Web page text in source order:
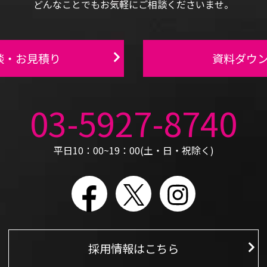
どんなことでもお気軽にご相談くださいませ。
お見積り 資料ダウ
03-5927-8740
平日10：00~19：00(土・日・祝除く)
FacebookX Instagram
採用情報はこちら